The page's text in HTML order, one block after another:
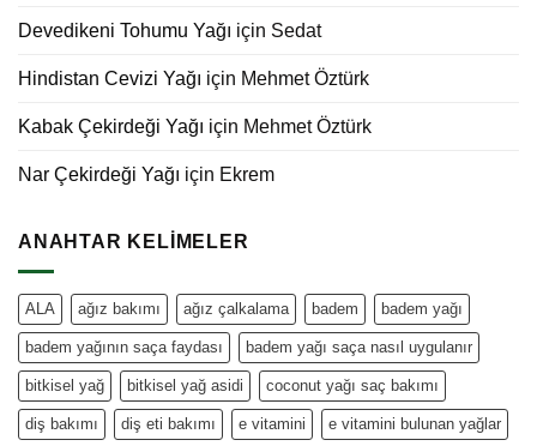
Devedikeni Tohumu Yağı için Sedat
Hindistan Cevizi Yağı için Mehmet Öztürk
Kabak Çekirdeği Yağı için Mehmet Öztürk
Nar Çekirdeği Yağı için Ekrem
ANAHTAR KELIMELER
ALA ağız bakımı ağız çalkalama badem badem yağı
badem yağının saça faydası badem yağı saça nasıl uygulanır
bitkisel yağ bitkisel yağ asidi coconut yağı saç bakımı
diş bakımı diş eti bakımı e vitamini e vitamini bulunan yağlar